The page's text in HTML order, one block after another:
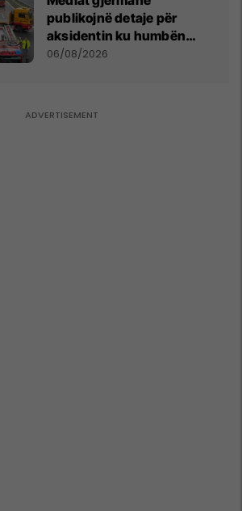
publikojnë detaje për
aksidentin ku humbën
jetën tre mërgimtarë nga
06/08/2026